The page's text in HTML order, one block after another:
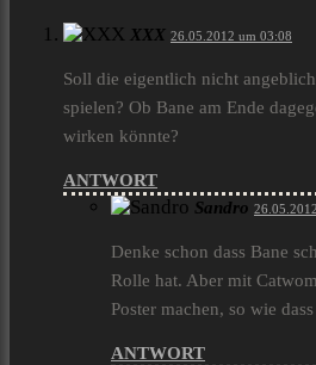
XXX 26.05.2012 um 03:08
Soll die eigentlich nicht
spielen? Ob Bane am Ende
wirken könnte?
ANTWORT
Sandro
Denke schon dass Bane
Rolle hat. Aber mit
Poster machen, so wie
ANTWORT